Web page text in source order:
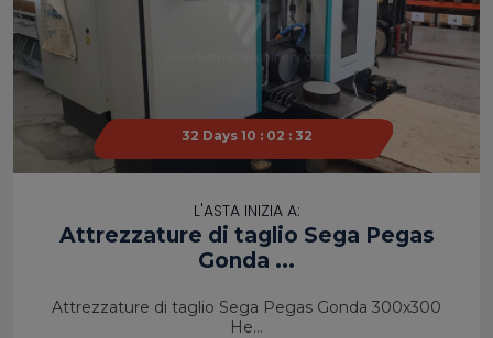
L'ASTA INIZIA A:
32 Days 10 : 02 : 31
Attrezzature di taglio Sega Pegas
Gonda ...
Attrezzature di taglio Sega Pegas Gonda 300x300
He...
32 Days 10 : 02 : 31